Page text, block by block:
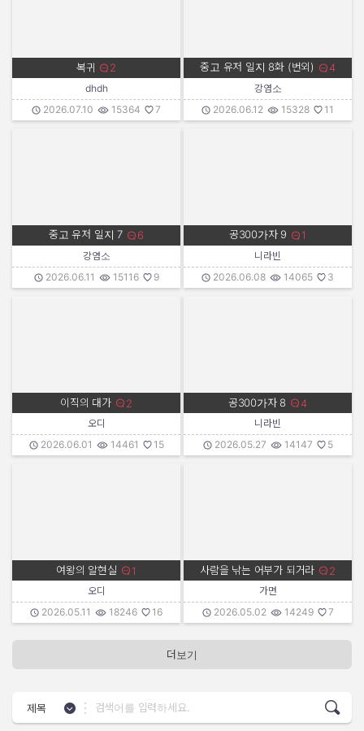
복귀
댓글수:
2
작성자:
dhdh
작성일:
2026.07.10 조회수:
15364
추천수: 7
중고 유저 일지 8화 (번외)
댓글수:
4
작성자:
강염소
작성일:
2026.06.12 조회수:
15328
추천수: 11
중고 유저 일지 7
댓글수:
6
작성자:
강염소
작성일:
2026.06.11 조회수:
15116
추천수: 9
공300가자 9
댓글수:
1
작성자:
니라빈
작성일:
2026.06.08 조회수:
14065
추천수: 3
이직의 대가
댓글수:
2
작성자:
오디
작성일:
2026.06.01 조회수:
14461
추천수: 15
공300가자 8
댓글수:
4
작성자:
니라빈
작성일:
2026.05.27 조회수:
14147
추천수: 5
여왕의 알현실
댓글수:
1
작성자:
오디
작성일:
2026.05.11 조회수:
18246
추천수: 16
사람을 낚는 어부가 되거라
댓글수:
2
작성자:
가면
작성일:
2026.05.02 조회수:
14249
추천수: 7
더보기
검색 기준 선택
제목